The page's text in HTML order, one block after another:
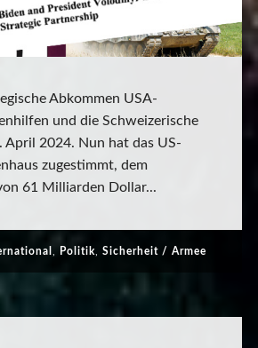
Abkommen USA-
und die Schweizerische
April 2024. Nun hat das US-
zugestimmt, dem
61 Milliarden Dollar...
, Politik, Sicherheit / Armee